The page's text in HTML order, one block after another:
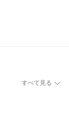
すべて見る